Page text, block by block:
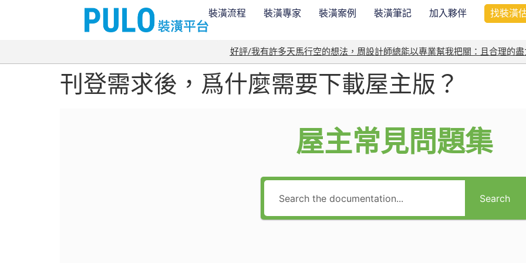
裝潢流程 裝潢專家 裝潢案例 裝潢筆記 加入夥伴 找裝潢
好評/我有許多天馬行空的想法，周設計師總能以專業幫我把關：且合理的盡
刊登需求後，爲什麼需要下載屋主版？
屋主常見問題集
Search